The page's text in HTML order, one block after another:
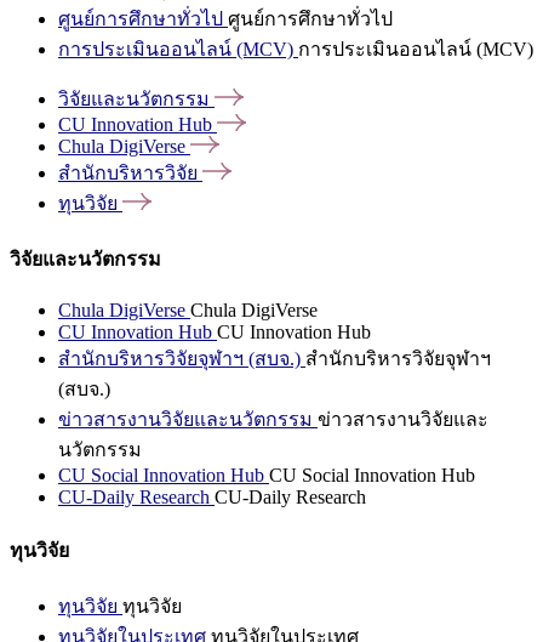
ศูนย์การศึกษาทั่วไป ศูนย์การศึกษาทั่วไป
การประเมินออนไลน์ (MCV) การประเมินออนไลน์ (MCV)
วิจัยและนวัตกรรม
CU Innovation Hub
Chula DigiVerse
สำนักบริหารวิจัย
ทุนวิจัย
วิจัยและนวัตกรรม
Chula DigiVerse Chula DigiVerse
CU Innovation Hub CU Innovation Hub
สำนักบริหารวิจัยจุฬาฯ (สบจ.) สำนักบริหารวิจัยจุฬาฯ
(สบจ.)
ข่าวสารงานวิจัยและนวัตกรรม ข่าวสารงานวิจัยและ
นวัตกรรม
CU Social Innovation Hub CU Social Innovation Hub
CU-Daily Research CU-Daily Research
ทุนวิจัย
ทุนวิจัย ทุนวิจัย
ทุนวิจัยในประเทศ ทุนวิจัยในประเทศ